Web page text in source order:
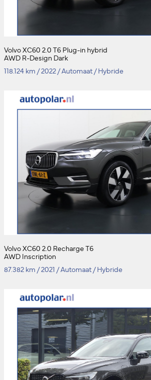
Volvo XC60 2.0 T6 Plug-in hybrid
AWD R-Design Dark
118.124 km /2022 /Automaat /Hybride
Volvo XC60 2.0 Recharge T6
AWD Inscription
87.382 km /2021 /Automaat /Hybride